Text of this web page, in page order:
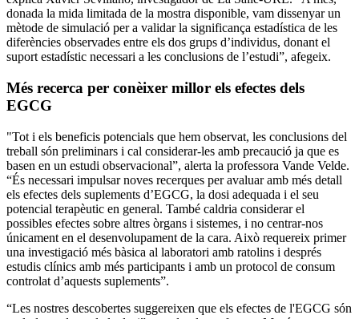
donada la mida limitada de la mostra disponible, vam dissenyar un
mètode de simulació per a validar la significança estadística de les
diferències observades entre els dos grups d’individus, donant el
suport estadístic necessari a les conclusions de l’estudi”, afegeix.
Més recerca per conèixer millor els efectes dels
EGCG
"Tot i els beneficis potencials que hem observat, les conclusions del
treball són preliminars i cal considerar-les amb precaució ja que es
basen en un estudi observacional”, alerta la professora Vande Velde.
“És necessari impulsar noves recerques per avaluar amb més detall
els efectes dels suplements d’EGCG, la dosi adequada i el seu
potencial terapèutic en general. També caldria considerar el
possibles efectes sobre altres òrgans i sistemes, i no centrar-nos
únicament en el desenvolupament de la cara. Això requereix primer
una investigació més bàsica al laboratori amb ratolins i després
estudis clínics amb més participants i amb un protocol de consum
controlat d’aquests suplements”.
“Les nostres descobertes suggereixen que els efectes de l'EGCG són